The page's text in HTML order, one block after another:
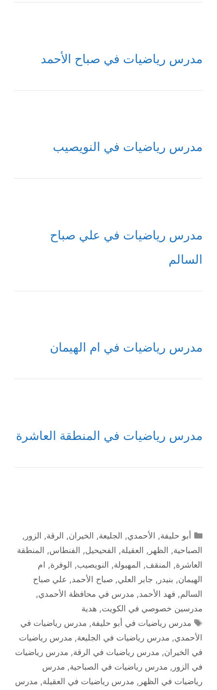
مدرس رياضيات في صباح الأحمد
مدرس رياضيات في النويصيب
مدرس رياضيات في علي صباح
السالم
مدرس رياضيات في ام الهيمان
مدرس رياضيات في المنطقة العاشرة
التصنيفات
أبو حليفة, الأحمدي, الجليعة, الخيران, الرقة, الزور ,
الصباحية, الظهر , العقيلة, الفحيحيل, الفنطاس, المنطقة
العاشرة, المنقف, المهبولة, النويصيب, الوفرة, ام
الهيمان, بنيدر , جابر العلي, صباح الأحمد, علي صباح
السالم, فهد الأحمد, مدرس في محافظة الأحمدي,
مدرسين خصوصي في الكويت, هدية
الوسوم
مدرس رياضيات في أبو حليفة, مدرس رياضيات في
الأحمدي, مدرس رياضيات في الجليعة, مدرس رياضيات
في الخيران, مدرس رياضيات في الرقة, مدرس رياضيات
في الزور , مدرس رياضيات في الصباحية, مدرس
رياضيات في الظهر , مدرس رياضيات في العقيلة, مدرس